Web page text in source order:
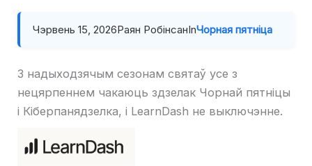
Чэрвень 15, 2026Раян РобінсанInЧорная пятніца
З надыходзячым сезонам святаў усе з
нецярпеннем чакаюць здзелак Чорнай пятніцы
і Кіберпанядзелка, і LearnDash не выключэнне.